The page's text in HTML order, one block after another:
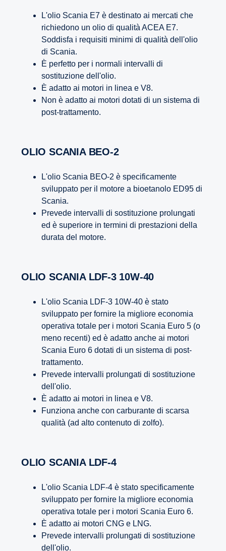
L'olio Scania E7 è destinato ai mercati che
richiedono un olio di qualità ACEA E7.
Soddisfa i requisiti minimi di qualità dell'olio
di Scania.
È perfetto per i normali intervalli di
sostituzione dell'olio.
È adatto ai motori in linea e V8.
Non è adatto ai motori dotati di un sistema di
post-trattamento.
OLIO SCANIA BEO-2
L'olio Scania BEO-2 è specificamente
sviluppato per il motore a bioetanolo ED95 di
Scania.
Prevede intervalli di sostituzione prolungati
ed è superiore in termini di prestazioni della
durata del motore.
OLIO SCANIA LDF-3 10W-40
L'olio Scania LDF-3 10W-40 è stato
sviluppato per fornire la migliore economia
operativa totale per i motori Scania Euro 5 (o
meno recenti) ed è adatto anche ai motori
Scania Euro 6 dotati di un sistema di post-
trattamento.
Prevede intervalli prolungati di sostituzione
dell'olio.
È adatto ai motori in linea e V8.
Funziona anche con carburante di scarsa
qualità (ad alto contenuto di zolfo).
OLIO SCANIA LDF-4
L'olio Scania LDF-4 è stato specificamente
sviluppato per fornire la migliore economia
operativa totale per i motori Scania Euro 6.
È adatto ai motori CNG e LNG.
Prevede intervalli prolungati di sostituzione
dell'olio.